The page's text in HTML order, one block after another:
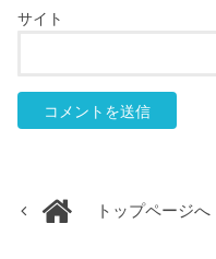
サイト
トップページへ